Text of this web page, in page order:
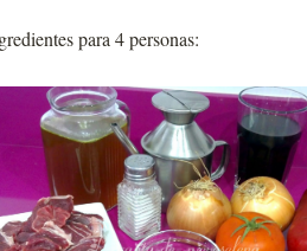
para 4 personas: